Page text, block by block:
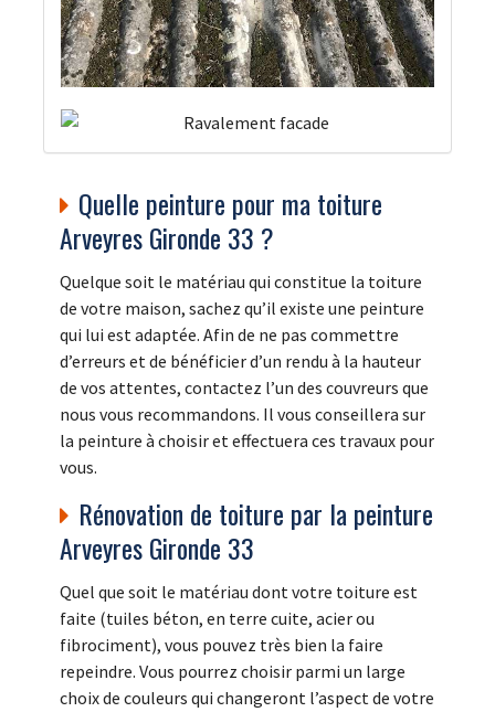
Quelle peinture pour ma toiture
Arveyres Gironde 33 ?
Quelque soit le matériau qui constitue la toiture
de votre maison, sachez qu’il existe une peinture
qui lui est adaptée. Afin de ne pas commettre
d’erreurs et de bénéficier d’un rendu à la hauteur
de vos attentes, contactez l’un des couvreurs que
nous vous recommandons. Il vous conseillera sur
la peinture à choisir et effectuera ces travaux pour
vous.
Rénovation de toiture par la peinture
Arveyres Gironde 33
Quel que soit le matériau dont votre toiture est
faite (tuiles béton, en terre cuite, acier ou
fibrociment), vous pouvez très bien la faire
repeindre. Vous pourrez choisir parmi un large
choix de couleurs qui changeront l’aspect de votre